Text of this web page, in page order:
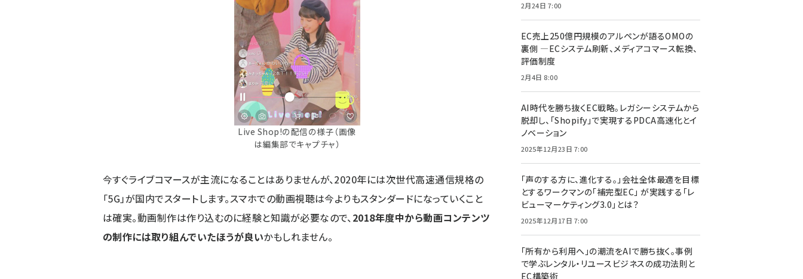
Live Shop!の配信の様子（画像
は編集部でキャプチャ）
今すぐライブコマースが主流になることはありませんが、2020年には次世代高速通信規格の
「5G」が国内でスタートします。スマホでの動画視聴は今よりもスタンダードになっていくこと
は確実。動画制作は作り込むのに経験と知識が必要なので、2018年度中から動画コンテンツ
の制作には取り組んでいたほうが良いかもしれません。
2月24日 7:00
EC売上250億円規模のアルペンが語るOMOの
裏側 ―ECシステム刷新、メディアコマース転換、
評価制度
2月4日 8:00
AI時代を勝ち抜くEC戦略。レガシーシステムから
脱却し、「Shopify」で実現するPDCA高速化とイ
ノベーション
2025年12月23日 7:00
「声のする方に、進化する。」会社全体最適を目標
とするワークマンの「補完型EC」 が実践する「レ
ビューマーケティング3.0」とは？
2025年12月17日 7:00
「所有から利用へ」の潮流をAIで勝ち抜く。事例
で学ぶレンタル・リユースビジネスの成功法則と
EC構築術